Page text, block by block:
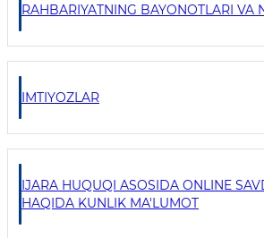
RAHBARIYATNING BAYONOTLARI VA
IMTIYOZLAR
IJARA HUQUQI ASOSIDA ONLINE
HAQIDA KUNLIK MA'LUMOT